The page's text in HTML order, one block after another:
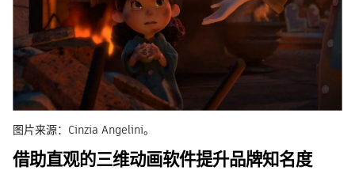
图片来源：Cinzia Angelini。
借助直观的三维动画软件提升品牌知名度